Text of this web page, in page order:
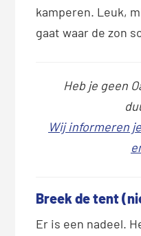
kamperen. Leuk,
gaat waar de zon
Heb je geen
Wij informeren
Breek de tent
Er is een nadeel.